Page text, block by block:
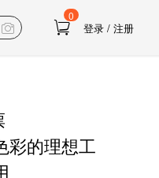
0
登录 / 注册
彩的理想工